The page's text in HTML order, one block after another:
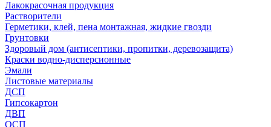
Лакокрасочная продукция
Растворители
Герметики, клей, пена монтажная, жидкие гвозди
Грунтовки
Здоровый дом (антисептики, пропитки, деревозащита)
Краски водно-дисперсионные
Эмали
Листовые материалы
ДСП
Гипсокартон
ДВП
ОСП